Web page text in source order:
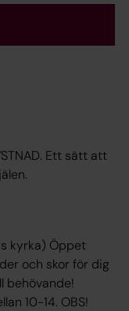
Ett sätt att
kyrka) Öppet
och skor för dig
behövande!
10-14. OBS!